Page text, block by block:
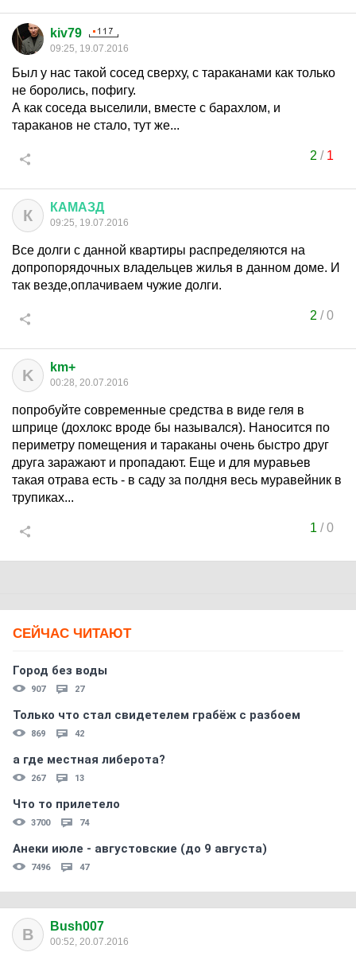
kiv79
09:25, 19.07.2016
Был у нас такой сосед сверху, с тараканами как только
не боролись, пофигу.
А как соседа выселили, вместе с барахлом, и
тараканов не стало, тут же...
2 / 1
К КАМАЗД
09:25, 19.07.2016
Все долги с данной квартиры распределяются на
допропорядочных владельцев жилья в данном доме. И
так везде,оплачиваем чужие долги.
2 /0
K km+
00:28, 20.07.2016
попробуйте современные средства в виде геля в
шприце (дохлокс вроде бы назывался). Наносится по
периметру помещения и тараканы очень быстро друг
друга заражают и пропадают. Еще и для муравьев
такая отрава есть - в саду за полдня весь муравейник в
трупиках...
1 /0
СЕЙЧАС ЧИТАЮТ
Город без воды
907 27
Только что стал свидетелем грабёж с разбоем
869 42
а где местная либерота?
267 13
Что то прилетело
3700 74
Анеки июле - августовские (до 9 августа)
7496 47
B Bush007
00:52, 20.07.2016